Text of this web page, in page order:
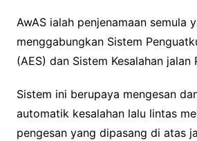
AwAS ialah penjenamaan semula
menggabungkan Sistem
(AES) dan Sistem Kesalahan jalan
Sistem ini berupaya mengesan
automatik kesalahan lalu lintas
pengesan yang dipasang di atas